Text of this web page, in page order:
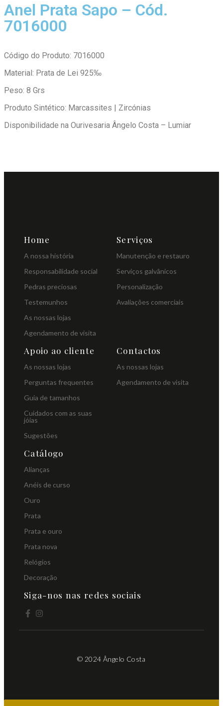
Anel Prata Sapo – Cód.
7016000
Código do Produto: 7016000
Material: Prata de Lei 925‰
Peso: 8 Grs
Produto Sintético: Marcassites | Zircónias
Disponibilidade na Ourivesaria Ângelo Costa – Lumiar
Home
A nossa história
Responsabilidade social
Pedras preciosas
Testemunhos
As nossas lojas
Agendamento de visita
Serviços
Manutenção e restauro
Serviços galvânicos
Personalização
Avaliações comerciais
Apoio ao cliente
As nossas lojas
Perguntas frequentes
Guia de tamanhos
Cuidados com as suas
jóias
Sugestões
Contactos
As nossas lojas
Agendamento de visita
Catálogo
Alianças
Anéis de curso
Ouro
Prata
Prata e ouro
Prata nova
Relógios
Decoração
Siga-nos nas redes sociais
© 2024 Ângelo Costa